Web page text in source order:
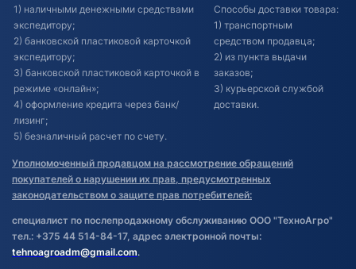
1) наличными денежными средствами
экспедитору;
2) банковской пластиковой карточкой
экспедитору;
3) банковской пластиковой карточкой в
режиме «онлайн»;
4) оформление кредита через банк/
лизинг;
5) безналичный расчет по счету.
Способы доставки товара:
1) транспортным
средством продавца;
2) из пункта выдачи
заказов;
3) курьерской службой
доставки.
Уполномоченный продавцом на рассмотрение обращений
покупателей о нарушении их прав, предусмотренных
законодательством о защите прав потребителей:
специалист по послепродажному обслуживанию ООО "ТехноАгро"
тел.: +375 44 514-84-17, адрес электронной почты:
tehnoagroadm@gmail.com.